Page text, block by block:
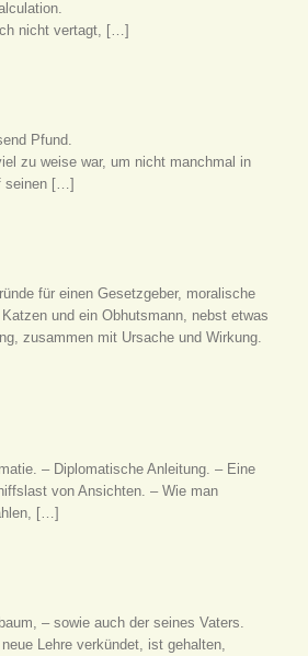
nicht vertagt, […]
Pfund.
zu weise war, um nicht manchmal in
seinen […]
für einen Gesetzgeber, moralische
und ein Obhutsmann, nebst etwas
zusammen mit Ursache und Wirkung.
– Diplomatische Anleitung. – Eine
von Ansichten. – Wie man
[…]
– sowie auch der seines Vaters.
Lehre verkündet, ist gehalten,